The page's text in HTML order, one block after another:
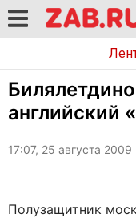
английский
17:07, 25 августа 2009
Полузащитник